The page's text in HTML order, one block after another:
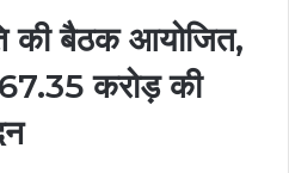
की बैठक आयोजित,
67.35 करोड़ की